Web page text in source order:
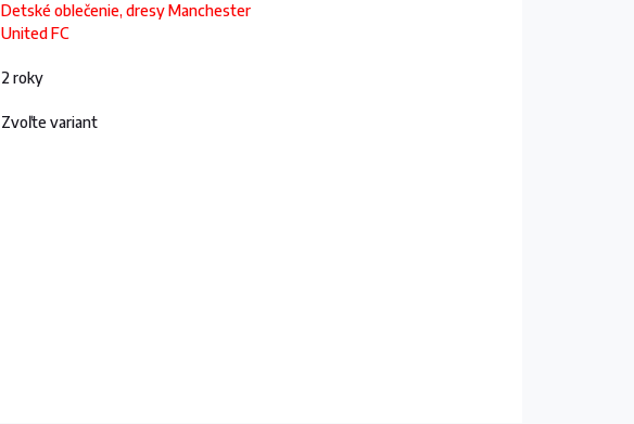
Detské oblečenie, dresy Manchester
United FC
2 roky
Zvoľte variant